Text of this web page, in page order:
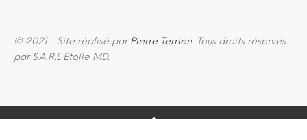
© 2021 - Site réalisé parPierre Terrien. Tous droits réservés
par S.A.R.L Etoile MD.